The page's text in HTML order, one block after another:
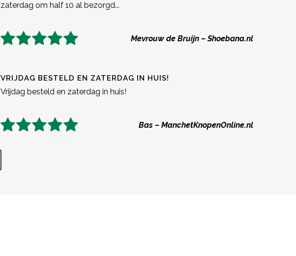
zaterdag om half 10 al bezorgd...
Mevrouw de Bruijn – Shoebana.nl
VRIJDAG BESTELD EN ZATERDAG IN HUIS!
Vrijdag besteld en zaterdag in huis!
Bas – ManchetKnopenOnline.nl